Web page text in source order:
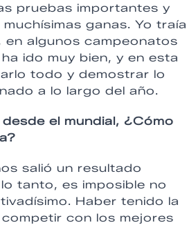
pruebas importantes y
ganas. Yo traía
en algunos campeonatos
ido muy bien, y en esta
todo y demostrar lo
a lo largo del año.
el mundial, ¿Cómo
salió un resultado
tanto, es imposible no
Haber tenido la
con los mejores